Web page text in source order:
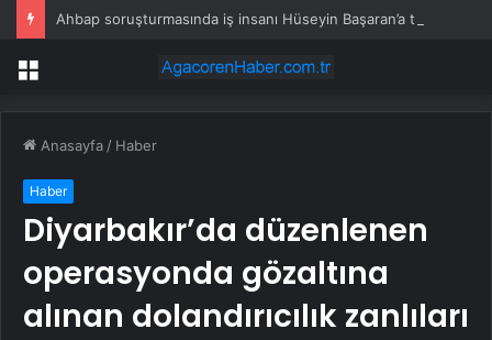
Menü
Anasayfa / Haber
Haber
Diyarbakır’da düzenlenen
operasyonda gözaltına
alınan dolandırıcılık zanlıları